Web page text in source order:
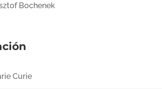
Bochenek
Curie